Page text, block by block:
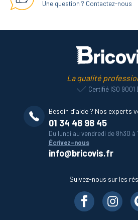
Une question ? Contactez-nous
La qualité
Certifié ISO 9001
Besoin d’aide ? Nos experts
01 34 48 98 45
Du lundi au vendredi de 8h30 à
Écrivez-nous
info@bricovis.fr
Suivez-nous sur les